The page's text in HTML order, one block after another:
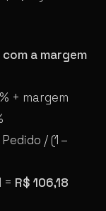
a margem
+ margem
/ (1 –
= R$ 106,18